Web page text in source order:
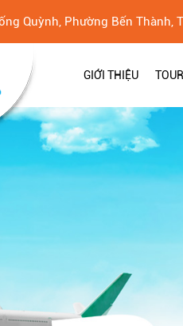
Quỳnh, Phường Bến Thành,
GIỚI THIỆU